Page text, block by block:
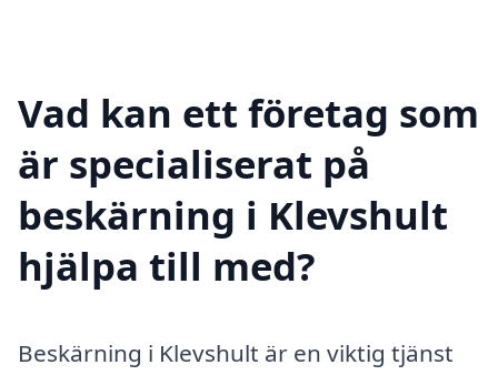
Vad kan ett företag som
är specialiserat på
beskärning i Klevshult
hjälpa till med?
Beskärning i Klevshult är en viktig tjänst